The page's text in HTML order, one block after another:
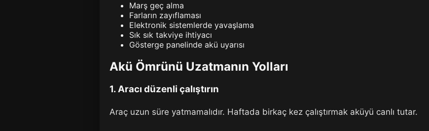
Marş geç alma
Farların zayıflaması
Elektronik sistemlerde yavaşlama
Sık sık takviye ihtiyacı
Gösterge panelinde akü uyarısı
Akü Ömrünü Uzatmanın Yolları
1. Aracı düzenli çalıştırın
Araç uzun süre yatmamalıdır. Haftada birkaç kez çalıştırmak aküyü canlı tutar.